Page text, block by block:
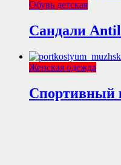
Обувь детская
Сандали
Женская одежда
Спортивный